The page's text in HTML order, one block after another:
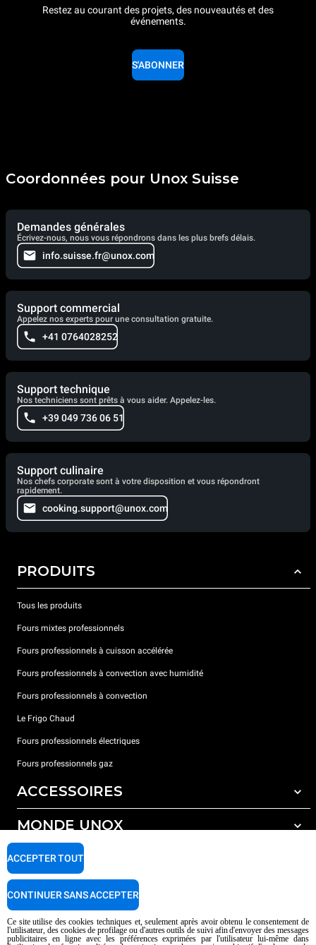
Restez au courant des projets, des nouveautés et des
événements.
S'ABONNER
Coordonnées pour Unox Suisse
Demandes générales
Écrivez-nous, nous vous répondrons dans les plus brefs délais.
info.suisse.fr@unox.com
Support commercial
Appelez nos experts pour une consultation gratuite.
+41 0764028252
Support technique
Nos techniciens sont prêts à vous aider. Appelez-les.
+39 049 736 06 51
Support culinaire
Nos chefs corporate sont à votre disposition et vous répondront
rapidement.
cooking.support@unox.com
PRODUITS
Tous les produits
Fours mixtes professionnels
Fours professionnels à cuisson accélérée
Fours professionnels à convection avec humidité
Fours professionnels à convection
Le Frigo Chaud
Fours professionnels électriques
Fours professionnels gaz
ACCESSOIRES
Tous les accessoires
Détergents pour lavage automatique
Détergents pour lavage manuel
Traitement de l'eau avec filtres à résine
MONDE UNOX
Nos bureaux dans le monde
SUPPORT
Garantie Unox
Trouver les Centres SAV
Ce site utilise des cookies techniques et, seulement après avoir obtenu le consentement de
l'utilisateur, des cookies de profilage ou d'autres outils de suivi afin d'envoyer des messages
publicitaires en ligne avec les préférences exprimées par l'utilisateur lui-même dans
ACCEPTER TOUT
CONTINUER SANS ACCEPTER